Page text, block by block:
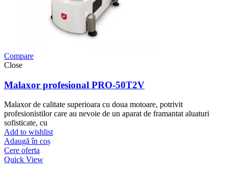
Compare
Close
Malaxor profesional PRO-50T2V
Malaxor de calitate superioara cu doua motoare, potrivit
profesionistilor care au nevoie de un aparat de framantat aluaturi
sofisticate, cu
Add to wishlist
Adaugă în coș
Cere oferta
Quick View